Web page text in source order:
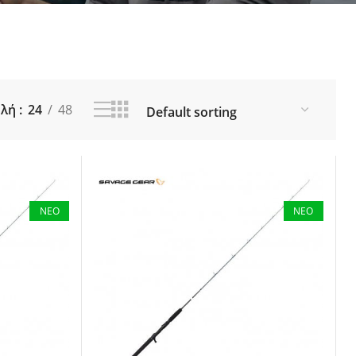
JIGGING
24 48
ΝΕΟ ΝΕΟ